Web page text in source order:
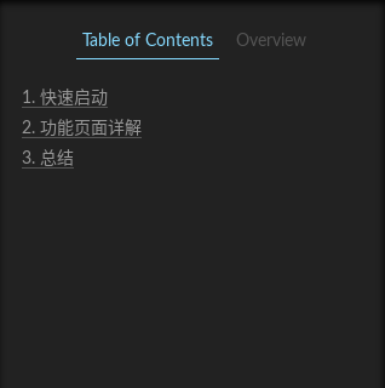
Table of Contents Overview
1. 快速启动
2. 功能页面详解
3. 总结